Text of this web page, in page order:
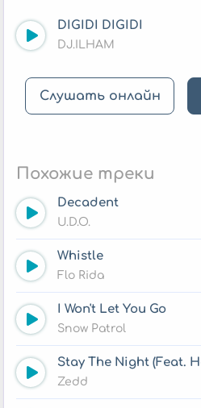
DIGIDI DIGIDI
DJ.ILHAM
Слушать онлайн
Похожие треки
Decadent
U.D.O.
Whistle
Flo Rida
I Won't Let You Go
Snow Patrol
Zedd